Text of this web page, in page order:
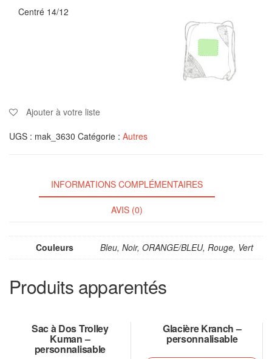
Centré 14/12
Ajouter à votre liste
UGS : mak_3630 Catégorie : Autres
INFORMATIONS COMPLÉMENTAIRES
AVIS (0)
Couleurs Bleu, Noir, ORANGE/BLEU, Rouge, Vert
Produits apparentés
Sac à Dos Trolley
Kuman –
personnalisable
Glacière Kranch –
personnalisable